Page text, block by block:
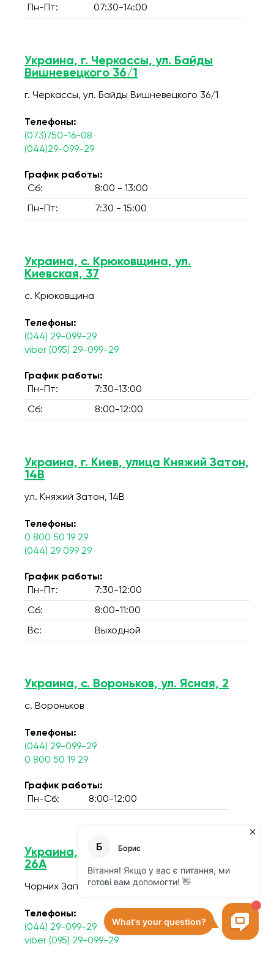
Пн-Пт:
07:30-14:00
Украина, г. Черкассы, ул. Байды
Вишневецкого 36/1
г. Черкассы, ул. Байды Вишневецкого 36/1
Телефоны:
(073)750-16-08
(044)29-099-29
График работы:
Сб:
8:00 - 13:00
Пн-Пт: 7:30 - 15:00
Украина, с. Крюковщина, ул.
Киевская, 37
с. Крюковщина
Телефоны:
(044) 29-099-29
viber (095) 29-099-29
График работы:
Пн-Пт:
7:30-13:00
Сб: 8:00-12:00
Украина, г. Киев, улица Княжий Затон,
14В
ул. Княжий Затон, 14В
Телефоны:
0 800 50 19 29
(044) 29 099 29
График работы:
Пн-Пт:
7:30-12:00
Сб: 8:00-11:00
Вс: Выходной
Украина, с. Вороньков, ул. Ясная, 2
с. Вороньков
Телефоны:
(044) 29-099-29
0 800 50 19 29
График работы:
Пн-Сб:
8:00-12:00
Украина, г.Киев, Чорних Запорожців,
26А
Чорних Запорожців, 26А
Телефоны:
(044) 29-099-29
viber (095) 29-099-29